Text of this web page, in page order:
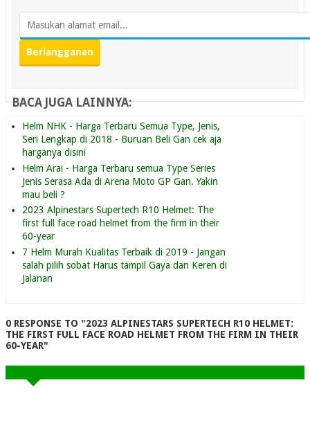
BACA JUGA LAINNYA:
Helm NHK - Harga Terbaru Semua Type, Jenis,
Seri Lengkap di 2018 - Buruan Beli Gan cek aja
harganya disini
Helm Arai - Harga Terbaru semua Type Series
Jenis Serasa Ada di Arena Moto GP Gan. Yakin
mau beli ?
2023 Alpinestars Supertech R10 Helmet: The
first full face road helmet from the firm in their
60-year
7 Helm Murah Kualitas Terbaik di 2019 - Jangan
salah pilih sobat Harus tampil Gaya dan Keren di
Jalanan
0 RESPONSE TO "2023 ALPINESTARS SUPERTECH R10 HELMET:
THE FIRST FULL FACE ROAD HELMET FROM THE FIRM IN THEIR
60-YEAR"